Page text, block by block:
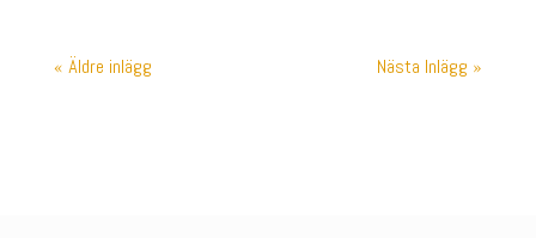
« Äldre inlägg Nästa Inlägg »